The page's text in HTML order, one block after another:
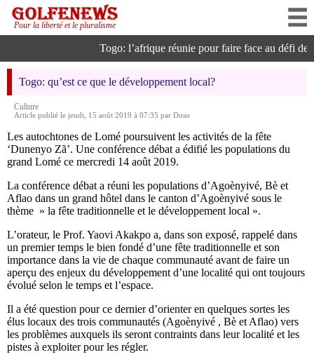
Pour la liberté et le pluralisme
Togo: l’afrique réunie pour faire face au défi de
Togo: qu’est ce que le développement local?
Culture
Article publié le jeudi, 15 août 2019 à 07:35 par Doso
Les autochtones de Lomé poursuivent les activités de la fête
‘Dunenyo Zã’. Une conférence débat a édifié les populations du
grand Lomé ce mercredi 14 août 2019.
La conférence débat a réuni les populations d’Agoènyivé, Bè et
Aflao dans un grand hôtel dans le canton d’Agoènyivé sous le
thème » la fête traditionnelle et le développement local ».
L’orateur, le Prof. Yaovi Akakpo a, dans son exposé, rappelé dans
un premier temps le bien fondé d’une fête traditionnelle et son
importance dans la vie de chaque communauté avant de faire un
aperçu des enjeux du développement d’une localité qui ont toujours
évolué selon le temps et l’espace.
Il a été question pour ce dernier d’orienter en quelques sortes les
élus locaux des trois communautés (Agoènyivé , Bè et Aflao) vers
les problèmes auxquels ils seront contraints dans leur localité et les
pistes à exploiter pour les régler.